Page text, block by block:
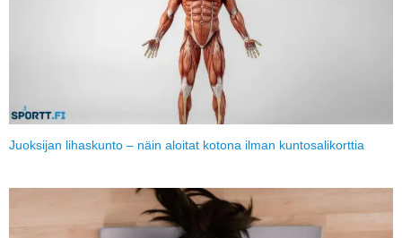
Juoksijan lihaskunto – näin aloitat kotona ilman kuntosalikorttia